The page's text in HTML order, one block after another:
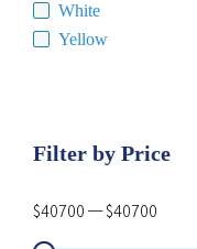
White
Yellow
Filter by Price
$40700 — $40700